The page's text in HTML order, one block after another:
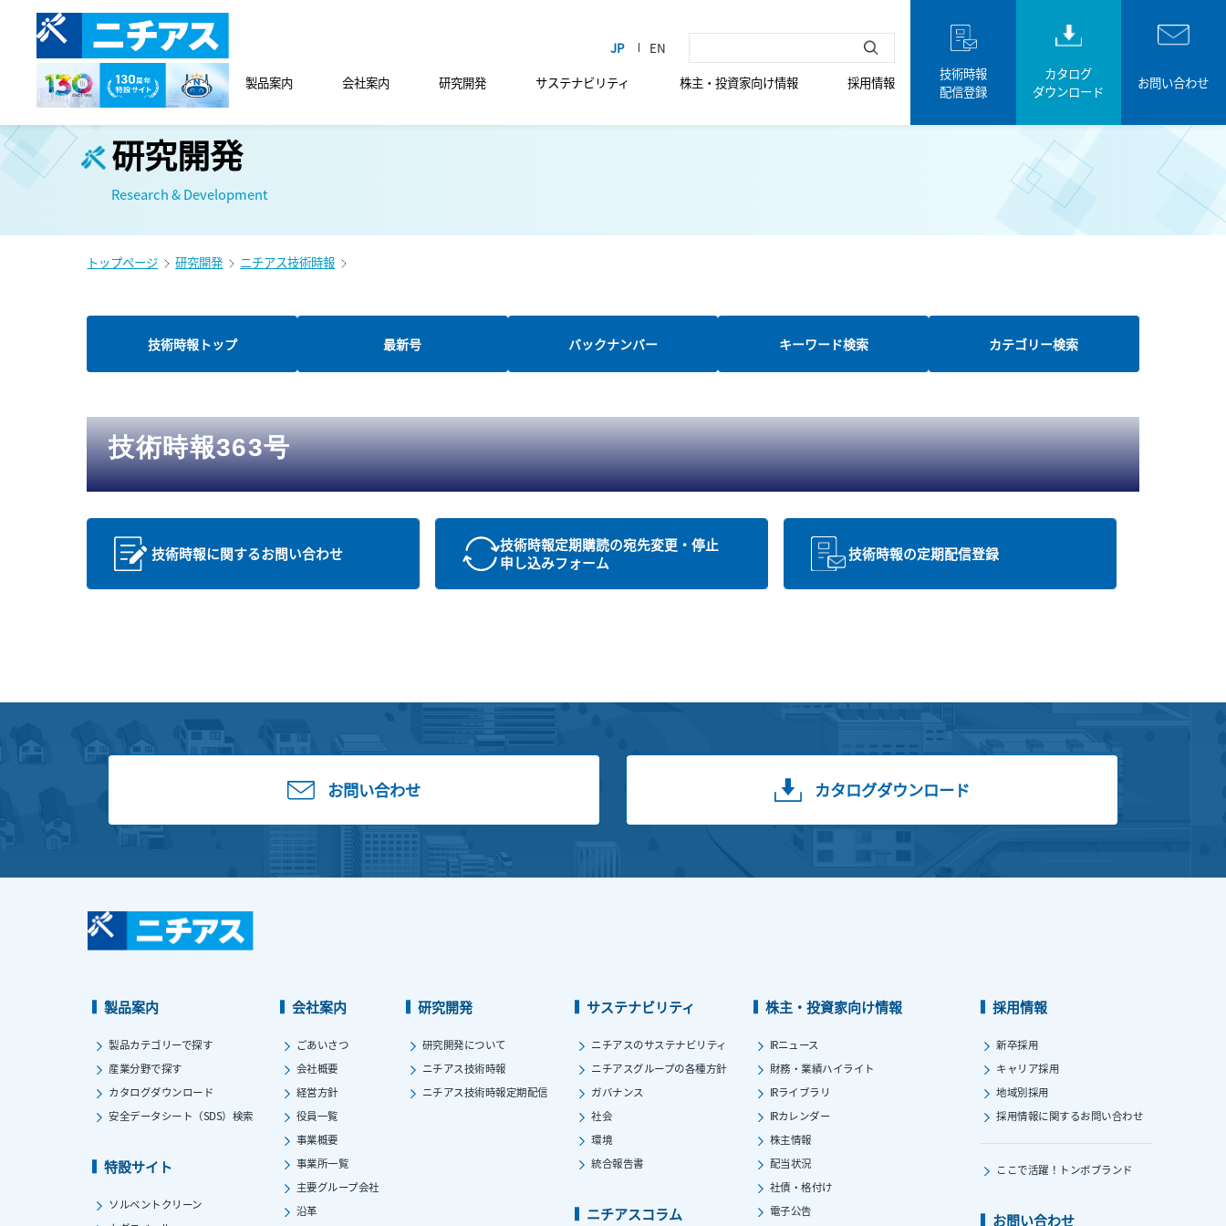
製品案内 会社案内 研究開発 サステナビリティ 株主・投資家向け情報 採用情報
技術時報
配信登録
カタログ
ダウンロード
お問い合わせ
研究開発
Research & Development
トップページ 研究開発 ニチアス技術時報
技術時報トップ 最新号 バックナンバー キーワード検索 カテゴリー検索
技術時報363号
技術時報に関するお問い合わせ
技術時報定期購読の宛先変更・停止
申し込みフォーム
技術時報の定期配信登録
お問い合わせ カタログダウンロード
製品案内
製品カテゴリーで探す
産業分野で探す
カタログダウンロード
安全データシート（SDS）検索
特設サイト
ソルベントクリーン
会社案内
ごあいさつ
会社概要
経営方針
役員一覧
事業概要
事業所一覧
主要グループ会社
沿革
研究開発
研究開発について
ニチアス技術時報
ニチアス技術時報定期配信
サステナビリティ
ニチアスのサステナビリティ
ニチアスグループの各種方針
ガバナンス
社会
環境
統合報告書
ニチアスコラム
株主・投資家向け情報
IRニュース
財務・業績ハイライト
IRライブラリ
IRカレンダー
株主情報
配当状況
社債・格付け
電子公告
採用情報
新卒採用
キャリア採用
地域別採用
採用情報に関するお問い合わせ
ここで活躍！ トンボブランド
お問い合わせ